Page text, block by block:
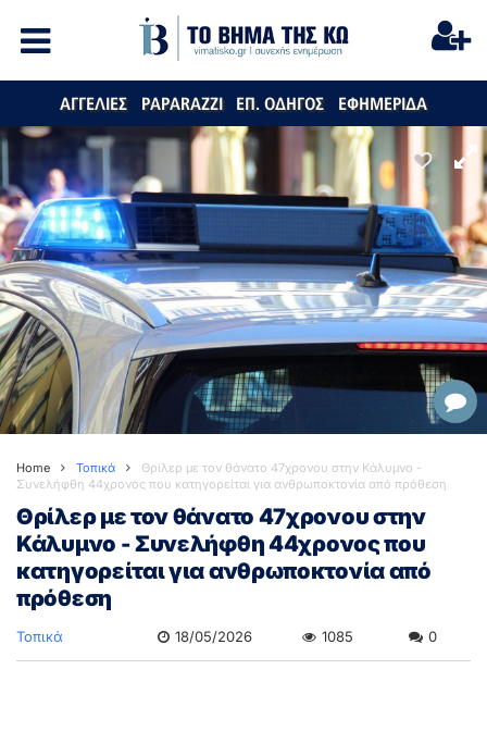
ΑΓΓΕΛΙΕΣ PAPARAZZI ΕΠ. ΟΔΗΓΟΣ ΕΦΗΜΕΡΙΔΑ
Home Τοπικά
Θρίλερ με τον θάνατο 47χρονου στην Κάλυμνο -
Συνελήφθη 44χρονος που κατηγορείται για ανθρωποκτονία από πρόθεση
Θρίλερ με τον θάνατο 47χρονου στην
Κάλυμνο - Συνελήφθη 44χρονος που
κατηγορείται για ανθρωποκτονία από
πρόθεση
Τοπικά 18/05/2026 1085 0